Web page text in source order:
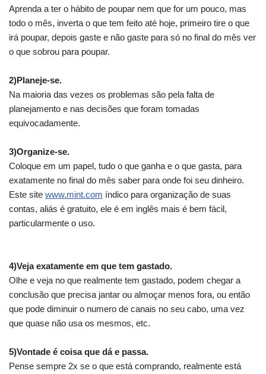
Aprenda a ter o hábito de poupar nem que for um pouco, mas
todo o mês, inverta o que tem feito até hoje, primeiro tire o que
irá poupar, depois gaste e não gaste para só no final do mês ver
o que sobrou para poupar.
2)Planeje-se.
Na maioria das vezes os problemas são pela falta de
planejamento e nas decisões que foram tomadas
equivocadamente.
3)Organize-se.
Coloque em um papel, tudo o que ganha e o que gasta, para
exatamente no final do mês saber para onde foi seu dinheiro.
Este site www.mint.com índico para organização de suas
contas, aliás é gratuito, ele é em inglês mais é bem fácil,
particularmente o uso.
4)Veja exatamente em que tem gastado.
Olhe e veja no que realmente tem gastado, podem chegar a
conclusão que precisa jantar ou almoçar menos fora, ou então
que pode diminuir o numero de canais no seu cabo, uma vez
que quase não usa os mesmos, etc.
5)Vontade é coisa que dá e passa.
Pense sempre 2x se o que está comprando, realmente está